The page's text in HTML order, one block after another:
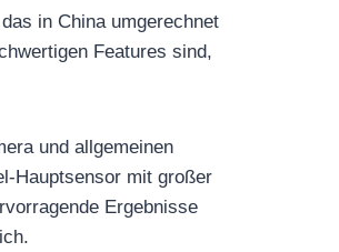
in China umgerechnet
Features sind,
und allgemeinen
Hauptsensor mit großer
Ergebnisse